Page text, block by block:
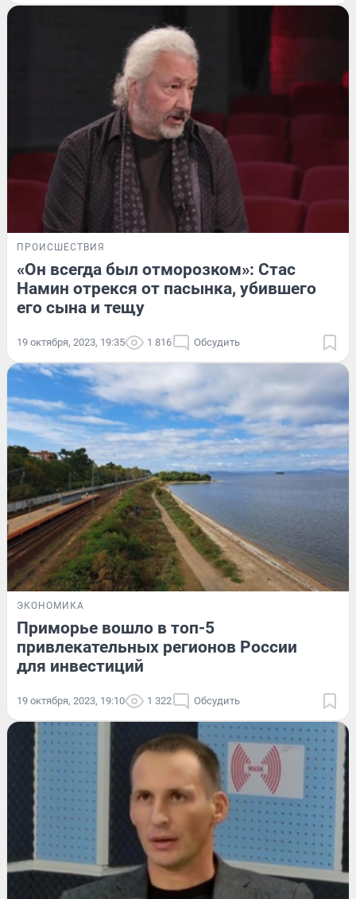
ПРОИСШЕСТВИЯ
«Он всегда был отморозком»: Стас
Намин отрекся от пасынка, убившего
его сына и тещу
19 октября, 2023, 19:35 1 816 Обсудить
ЭКОНОМИКА
Приморье вошло в топ-5
привлекательных регионов России
для инвестиций
19 октября, 2023, 19:10 1 322 Обсудить